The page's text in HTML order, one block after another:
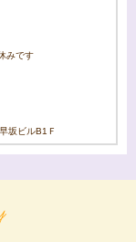
みです
坂ビルB1Ｆ